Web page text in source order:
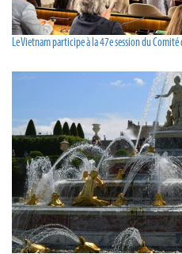
Le Vietnam participe à la 47e session du